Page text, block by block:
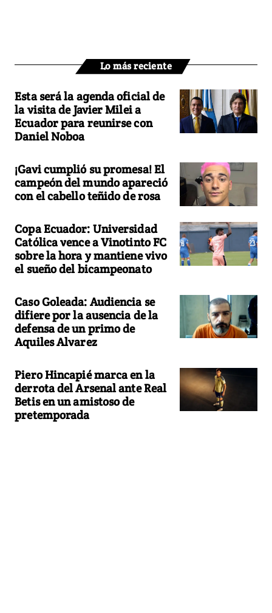
Lo más reciente
Esta será la agenda oficial de
la visita de Javier Milei a
Ecuador para reunirse con
Daniel Noboa
¡Gavi cumplió su promesa! El
campeón del mundo apareció
con el cabello teñido de rosa
Copa Ecuador: Universidad
Católica vence a Vinotinto FC
sobre la hora y mantiene vivo
el sueño del bicampeonato
Caso Goleada: Audiencia se
difiere por la ausencia de la
defensa de un primo de
Aquiles Alvarez
Piero Hincapié marca en la
derrota del Arsenal ante Real
Betis en un amistoso de
pretemporada